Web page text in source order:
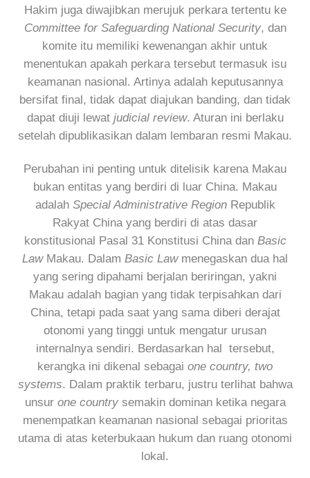
Hakim juga diwajibkan merujuk perkara tertentu ke
Committee for Safeguarding National Security, dan
komite itu memiliki kewenangan akhir untuk
menentukan apakah perkara tersebut termasuk isu
keamanan nasional. Artinya adalah keputusannya
bersifat final, tidak dapat diajukan banding, dan tidak
dapat diuji lewat judicial review. Aturan ini berlaku
setelah dipublikasikan dalam lembaran resmi Makau.
Perubahan ini penting untuk ditelisik karena Makau
bukan entitas yang berdiri di luar China. Makau
adalah Special Administrative RegionRepublik
Rakyat China yang berdiri di atas dasar
konstitusional Pasal 31 Konstitusi China dan Basic
LawMakau. Dalam Basic Lawmenegaskan dua hal
yang sering dipahami berjalan beriringan, yakni
Makau adalah bagian yang tidak terpisahkan dari
China, tetapi pada saat yang sama diberi derajat
otonomi yang tinggi untuk mengatur urusan
internalnya sendiri. Berdasarkan hal tersebut,
kerangka ini dikenal sebagai one country, two
systems. Dalam praktik terbaru, justru terlihat bahwa
unsur one countrysemakin dominan ketika negara
menempatkan keamanan nasional sebagai prioritas
utama di atas keterbukaan hukum dan ruang otonomi
lokal.